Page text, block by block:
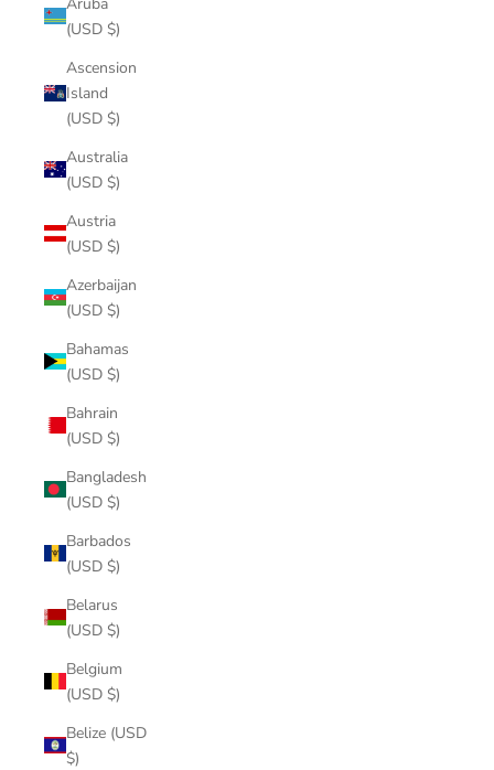
(USD $)
Ascension
Island
(USD $)
Australia
(USD $)
Austria
(USD $)
Azerbaijan
(USD $)
Bahamas
(USD $)
Bahrain
(USD $)
Bangladesh
(USD $)
Barbados
(USD $)
Belarus
(USD $)
Belgium
(USD $)
Belize (USD
$)